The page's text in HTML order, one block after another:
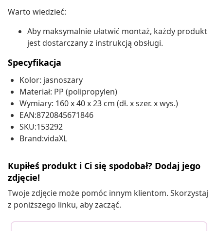
Warto wiedzieć:
Aby maksymalnie ułatwić montaż, każdy produkt
jest dostarczany z instrukcją obsługi.
Specyfikacja
Kolor: jasnoszary
Materiał: PP (polipropylen)
Wymiary: 160 x 40 x 23 cm (dł. x szer. x wys.)
EAN:8720845671846
SKU:153292
Brand:vidaXL
Kupiłeś produkt i Ci się spodobał? Dodaj jego
zdjęcie!
Twoje zdjęcie może pomóc innym klientom. Skorzystaj
z poniższego linku, aby zacząć.